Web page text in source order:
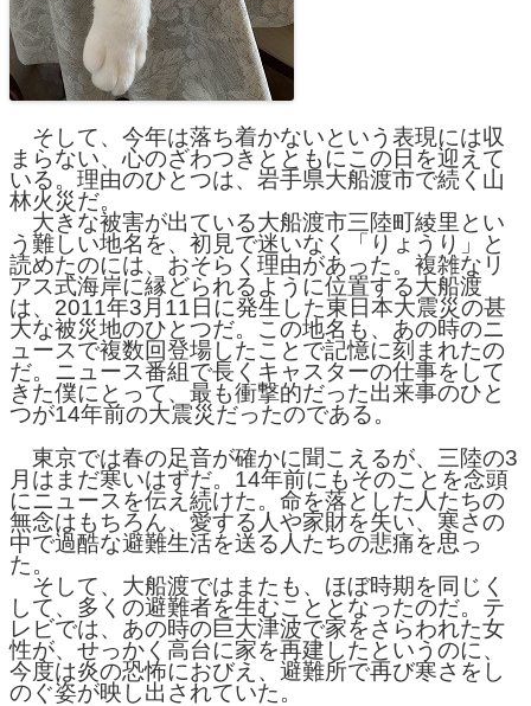
そして、今年は落ち着かないという表現には収
まらない、心のざわつきとともにこの日を迎えて
いる。理由のひとつは、岩手県大船渡市で続く山
林火災だ。
大きな被害が出ている大船渡市三陸町綾里とい
う難しい地名を、初見で迷いなく「りょうり」と
読めたのには、おそらく理由があった。複雑なリ
アス式海岸に縁どられるように位置する大船渡
は、2011年3月11日に発生した東日本大震災の甚
大な被災地のひとつだ。この地名も、あの時のニ
ュースで複数回登場したことで記憶に刻まれたの
だ。ニュース番組で長くキャスターの仕事をして
きた僕にとって、最も衝撃的だった出来事のひと
つが14年前の大震災だったのである。
東京では春の足音が確かに聞こえるが、三陸の3
月はまだ寒いはずだ。14年前にもそのことを念頭
にニュースを伝え続けた。命を落とした人たちの
無念はもちろん、愛する人や家財を失い、寒さの
中で過酷な避難生活を送る人たちの悲痛を思っ
た。
そして、大船渡ではまたも、ほぼ時期を同じく
して、多くの避難者を生むこととなったのだ。テ
レビでは、あの時の巨大津波で家をさらわれた女
性が、せっかく高台に家を再建したというのに、
今度は炎の恐怖におびえ、避難所で再び寒さをし
のぐ姿が映し出されていた。